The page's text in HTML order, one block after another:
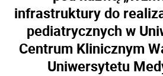
infrastruktury do
pediatrycznych w
Centrum Klinicznym
Uniwersytetu